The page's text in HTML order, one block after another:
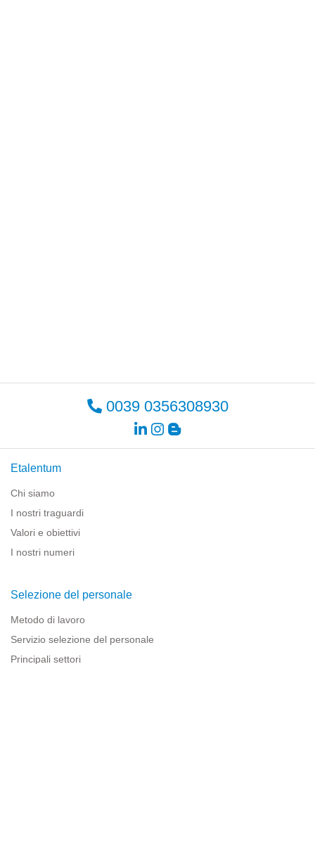
0039 0356308930
Etalentum
Chi siamo
I nostri traguardi
Valori e obiettivi
I nostri numeri
Selezione del personale
Metodo di lavoro
Servizio selezione del personale
Principali settori